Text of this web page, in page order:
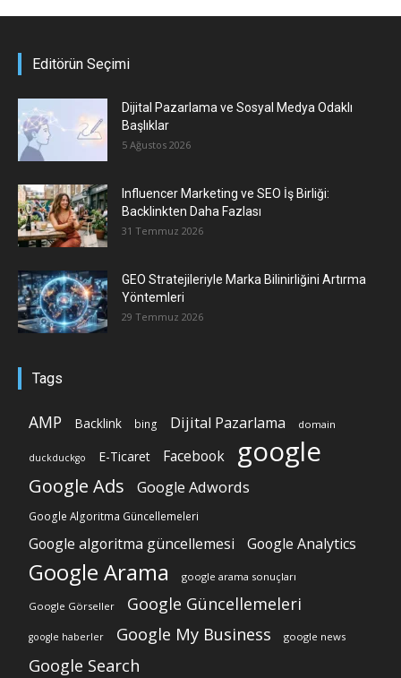
Editörün Seçimi
Dijital Pazarlama ve Sosyal Medya Odaklı
Başlıklar
5 Ağustos 2026
Influencer Marketing ve SEO İş Birliği:
Backlinkten Daha Fazlası
31 Temmuz 2026
GEO Stratejileriyle Marka Bilinirliğini Artırma
Yöntemleri
29 Temmuz 2026
Tags
AMP Backlink bing Dijital Pazarlama domain
duckduckgo E-Ticaret Facebook google
Google Ads Google Adwords
Google Algoritma Güncellemeleri
Google algoritma güncellemesi Google Analytics
Google Arama google arama sonuçları
Google Görseller Google Güncellemeleri
google haberler Google My Business google news
Google Search